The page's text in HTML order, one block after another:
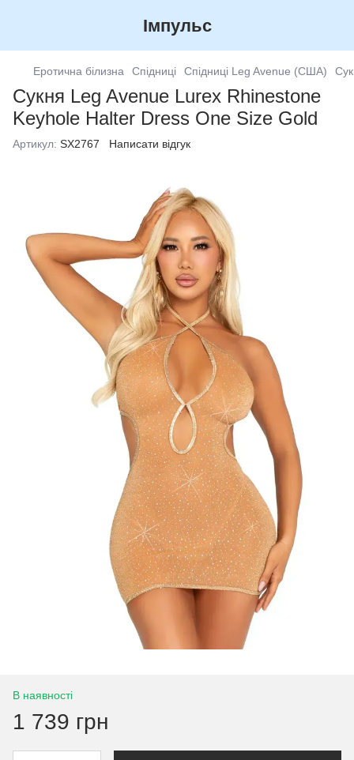
Імпульс
Еротична білизна Спідниці Спідниці Leg Avenue (США)
Сукня Leg Avenue Lurex Rhinestone
Keyhole Halter Dress One Size Gold
Артикул: SX2767 Написати відгук
В наявності
1 739 грн